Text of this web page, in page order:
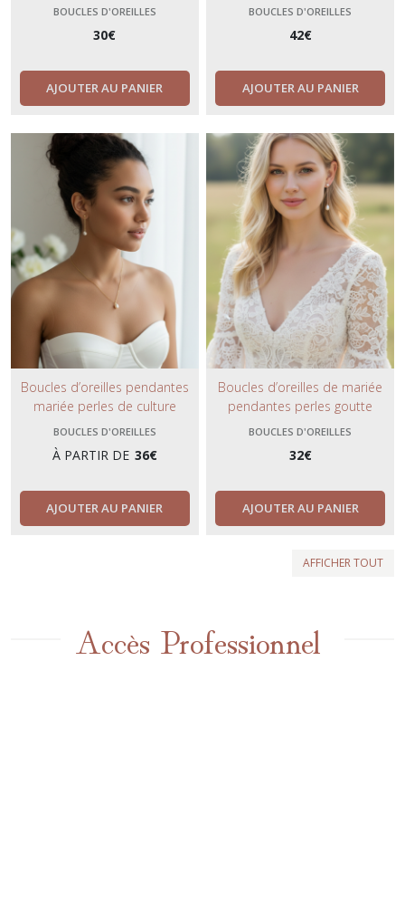
sertis cristal- bijoux de mariage
version dorée.
BOUCLES D'OREILLES
30€
AJOUTER AU PANIER
Bijoux élégants et intemporels
romantique.
BOUCLES D'OREILLES
42€
AJOUTER AU PANIER
Boucles d’oreilles pendantes
mariée perles de culture
naturelles –Bijoux de mariage-
Clous acier inoxydable or ou
argent.
BOUCLES D'OREILLES
À PARTIR DE 36€
AJOUTER AU PANIER
Boucles d’oreilles de mariée
pendantes perles goutte
nacrées – Clous strass
et intemporel.
BOUCLES D'OREILLES
32€
AJOUTER AU PANIER
AFFICHER TOUT
Accès Professionnel